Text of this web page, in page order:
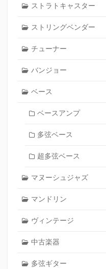
ストラトキャスター
ストリングベンダー
チューナー
バンジョー
ベース
ベースアンプ
多弦ベース
超多弦ベース
マヌーシュジャズ
マンドリン
ヴィンテージ
中古楽器
多弦ギター